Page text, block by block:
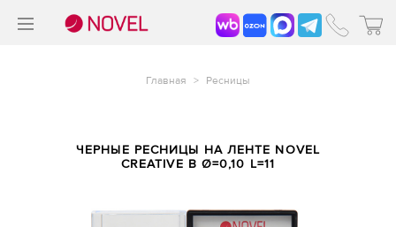
Главная > Ресницы
ЧЕРНЫЕ РЕСНИЦЫ НА ЛЕНТЕ NOVEL
CREATIVE B Ø=0,10 L=11